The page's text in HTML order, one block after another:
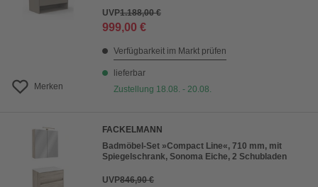
Merken
UVP1.188,00 €
999,00 €
Verfügbarkeit im Markt prüfen
lieferbar
Zustellung 18.08. - 20.08.
FACKELMANN
Badmöbel-Set »Compact Line«, 710 mm, mit
Spiegelschrank, Sonoma Eiche, 2 Schubladen
UVP846,90 €